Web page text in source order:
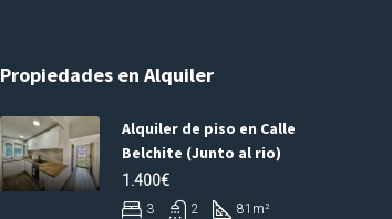
Propiedades en Alquiler
Alquiler de piso en Calle
Belchite (Junto al rio)
1.400€
3 2 81 m²